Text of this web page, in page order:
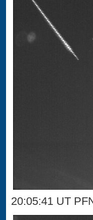
20:05:41 UT